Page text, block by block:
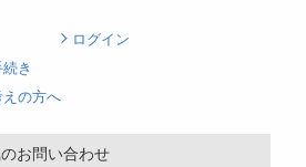
ログイン
き
の方へ
お問い合わせ